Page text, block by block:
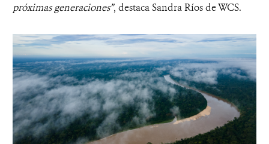
próximas generaciones”, destaca Sandra Ríos de WCS.